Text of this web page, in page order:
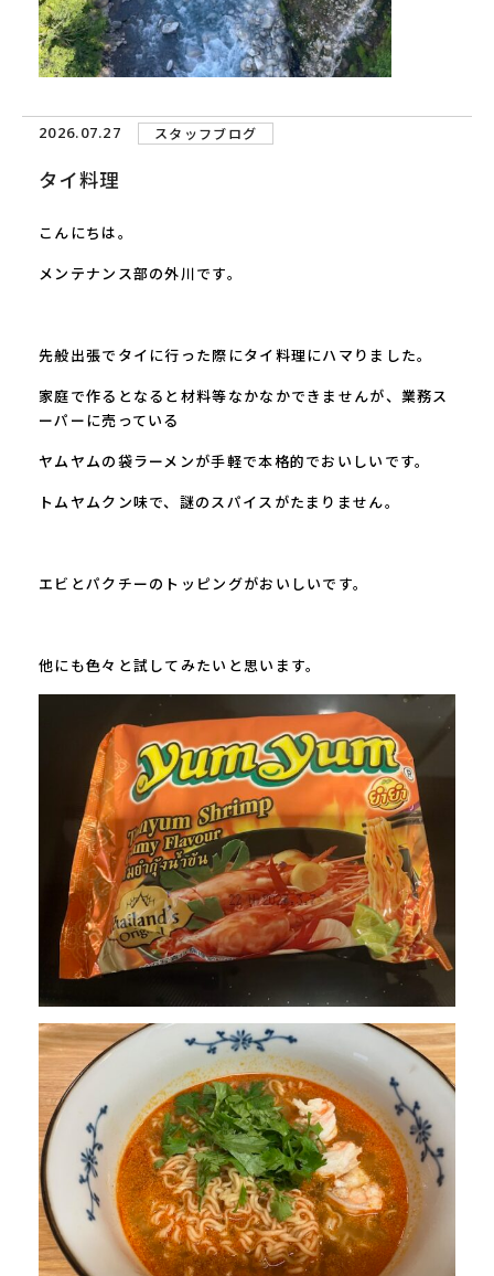
2026.07.27 スタッフブログ
タイ料理
こんにちは。
メンテナンス部の外川です。
先般出張でタイに行った際にタイ料理にハマりました。
家庭で作るとなると材料等なかなかできませんが、業務ス
ーパーに売っている
ヤムヤムの袋ラーメンが手軽で本格的でおいしいです。
トムヤムクン味で、謎のスパイスがたまりません。
エビとパクチーのトッピングがおいしいです。
他にも色々と試してみたいと思います。